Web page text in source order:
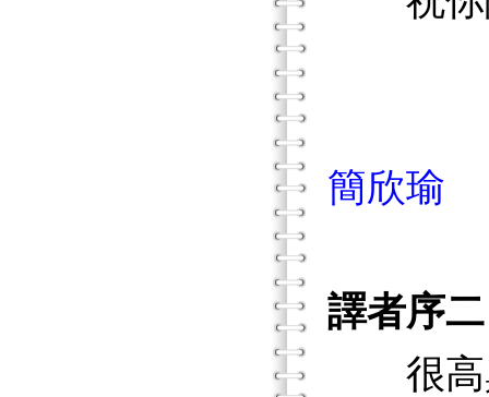
簡欣瑜
譯者序二
很高興